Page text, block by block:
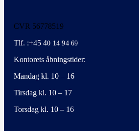
CVR 56778519
Tlf. :+45 40 14 94 69
Kontorets åbningstider:
Mandag kl. 10 – 16
Tirsdag kl. 10 – 17
Torsdag kl. 10 – 16